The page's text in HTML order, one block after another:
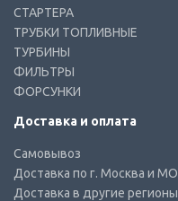
СТАРТЕРА
ТРУБКИ ТОПЛИВНЫЕ
ТУРБИНЫ
ФИЛЬТРЫ
ФОРСУНКИ
Доставка и оплата
Самовывоз
Доставка по г. Москва и МО
Доставка в другие регионы